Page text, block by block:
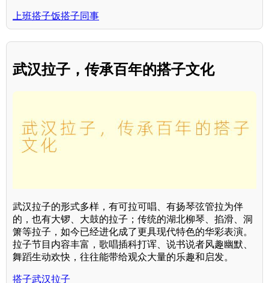
上班搭子饭搭子同事
武汉拉子，传承百年的搭子文化
武汉拉子的形式多样，有可拉可唱、有扬琴弦管拉为伴
的，也有大锣、大鼓的拉子；传统的湖北柳琴、掐滑、洞
箫等拉子，如今已经进化成了更具现代特色的华彩表演。
拉子节目内容丰富，歌唱插科打诨、说书说者风趣幽默、
舞蹈生动欢快，往往能带给观众大量的乐趣和启发。
搭子武汉拉子